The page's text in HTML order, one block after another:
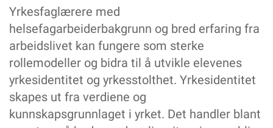
Yrkesfaglærere med
helsefagarbeiderbakgrunn og bred erfaring fra
arbeidslivet kan fungere som sterke
rollemodeller og bidra til å utvikle elevenes
yrkesidentitet og yrkesstolthet. Yrkesidentitet
skapes ut fra verdiene og
kunnskapsgrunnlaget i yrket. Det handler blant